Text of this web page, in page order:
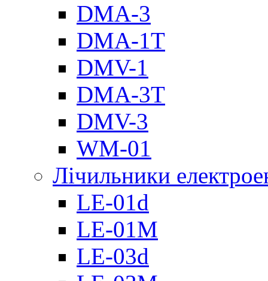
DMA-3
DMA-1T
DMV-1
DMА-3T
DMV-3
WM-01
Лічильники
LE-01d
LE-01M
LE-03d